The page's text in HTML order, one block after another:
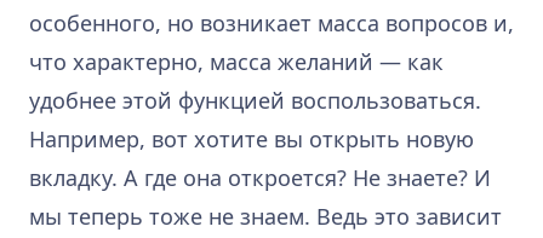
особенного, но возникает масса вопросов и,
что характерно, масса желаний — как
удобнее этой функцией воспользоваться.
Например, вот хотите вы открыть новую
вкладку. А где она откроется? Не знаете? И
мы теперь тоже не знаем. Ведь это зависит